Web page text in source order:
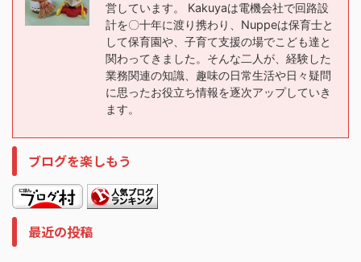
営しています。 Kakuyaは電機会社で回路設
計を〇十年に渡り携わり、Nuppeは保育士と
して保育園や、子育て支援の場でこども達と
関わってきました。そんな二人が、経験した
業務関連の知識、趣味の日常生活や日々疑問
に思ったお役立ち情報を逐次アップしていき
ます。
ブログを楽しもう
最近の投稿